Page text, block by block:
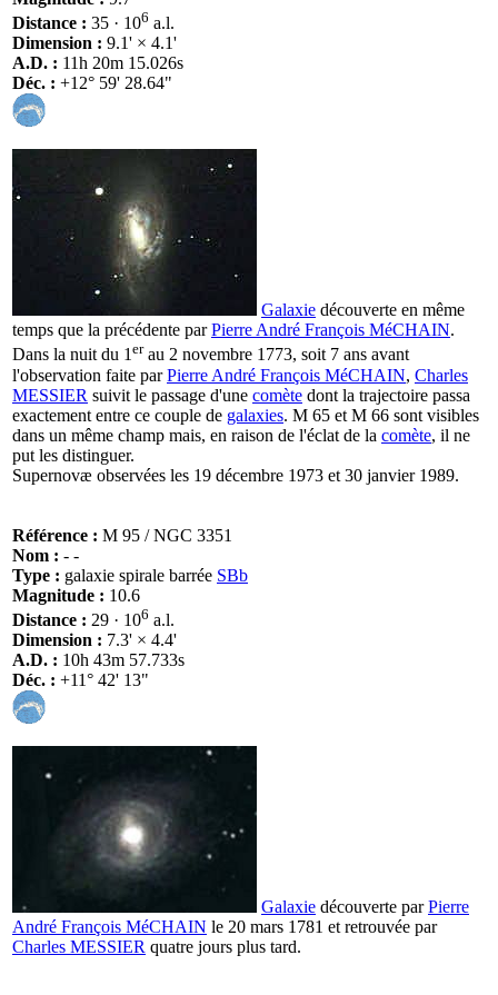
Distance : 35 · 106 a.l.
Dimension : 9.1' × 4.1'
A.D. : 11h 20m 15.026s
Déc. : +12° 59' 28.64"
Galaxie découverte en même
temps que la précédente parPierre André François MéCHAIN.
Dans la nuit du 1erau 2 novembre 1773, soit 7 ans avant
l'observation faite parPierre André François MéCHAIN, Charles
MESSIER suivit le passage d'une comète dont la trajectoire passa
exactement entre ce couple de galaxies. M 65 et M 66 sont visibles
dans un même champ mais, en raison de l'éclat de la comète, il ne
put les distinguer.
Supernovæ observées les 19 décembre 1973 et 30 janvier 1989.
Référence : M 95 / NGC 3351
Nom : - -
Type : galaxie spirale barrée SBb
Magnitude : 10.6
Distance : 29 · 106 a.l.
Dimension : 7.3' × 4.4'
A.D. : 10h 43m 57.733s
Déc. : +11° 42' 13"
Galaxie découverte parPierre
André François MéCHAIN le 20 mars 1781 et retrouvée par
Charles MESSIER quatre jours plus tard.